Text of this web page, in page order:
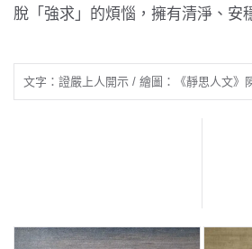
脫「強求」的煩惱，擁有清淨、安
文字：證嚴上人開示 / 繪圖：《靜思人文》